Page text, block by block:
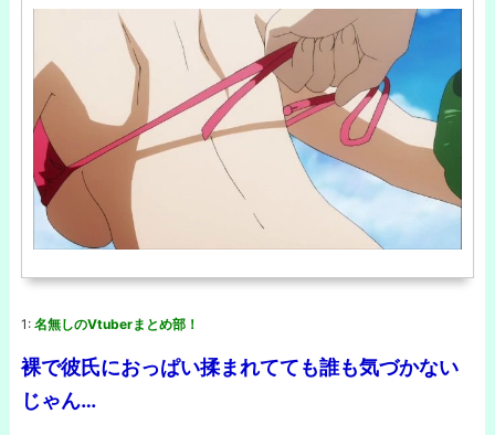
1: 名無しのVtuberまとめ部！
裸で彼氏におっぱい揉まれてても誰も気づかない
じゃん…